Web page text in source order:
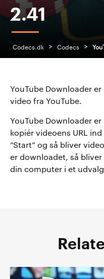
2.41
Codecs.dk > Codecs >
YouTube Downloader
video fra YouTube.
YouTube Downloader
kopiér videoens URL
“Start” og så bliver
er downloadet, så bliver
din computer i et